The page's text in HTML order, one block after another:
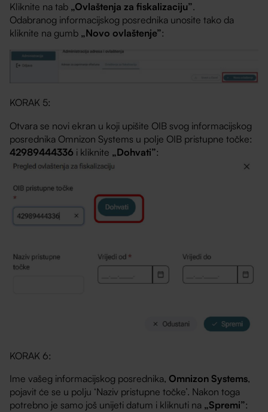
Kliknite na tab „Ovlaštenja za fiskalizaciju”.
Odabranog informacijskog posrednika unosite tako da
kliknite na gumb „Novo ovlaštenje”:
KORAK 5:
Otvara se novi ekran u koji upišite OIB svog informacijskog
posrednika Omnizon Systems u polje OIB pristupne točke:
42989444336 i kliknite „Dohvati”:
KORAK 6:
Ime vašeg informacijskog posrednika, Omnizon Systems,
pojavit će se u polju ‘Naziv pristupne točke’. Nakon toga
potrebno je samo još unijeti datum i kliknuti na „Spremi”: